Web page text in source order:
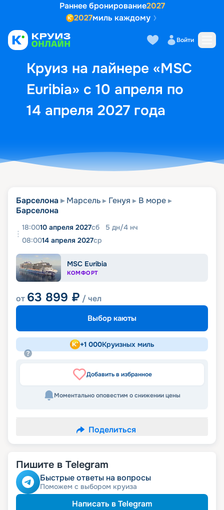
Раннее бронирование2027
2027миль каждому
Войти
Круиз на лайнере «MSC
Euribia» с 10 апреля по
14 апреля 2027 года
Выбор кают Маршрут и
Барселона Марсель Генуя
В море
Барселона
18:0010 апреля 2027сб 5 дн/4 нч
08:0014 апреля 2027ср
MSC Euribia
КОМФОРТ
от 63 899 ₽ / чел
Выбор каюты
+1 000Круизных миль
Добавить в избранное
Моментально оповестим о снижении цены
Поделиться
Пишите в Telegram
Быстрые ответы на вопросы
Поможем с выбором круиза
Написать в Telegram